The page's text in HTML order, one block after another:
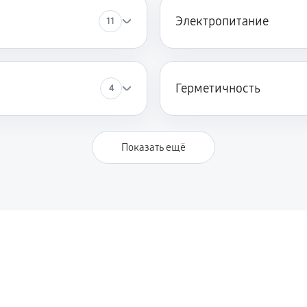
11 Электропитание
4 Герметичность
Показать ещё